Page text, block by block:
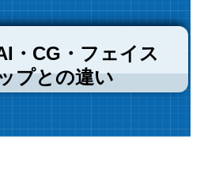
・CG・フェイス
プとの違い